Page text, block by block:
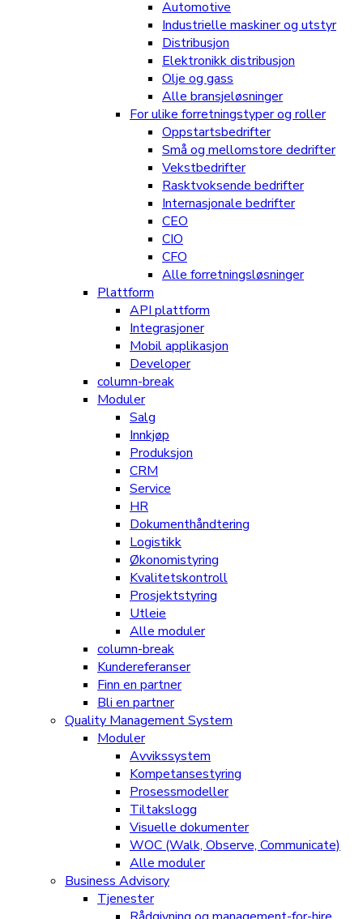
Automotive
Industrielle maskiner og utstyr
Distribusjon
Elektronikk distribusjon
Olje og gass
Alle bransjeløsninger
For ulike forretningstyper og roller
Oppstartsbedrifter
Små og mellomstore dedrifter
Vekstbedrifter
Rasktvoksende bedrifter
Internasjonale bedrifter
CEO
CIO
CFO
Alle forretningsløsninger
Plattform
API plattform
Integrasjoner
Mobil applikasjon
Developer
column-break
Moduler
Salg
Innkjøp
Produksjon
CRM
Service
HR
Dokumenthåndtering
Logistikk
Økonomistyring
Kvalitetskontroll
Prosjektstyring
Utleie
Alle moduler
column-break
Kundereferanser
Finn en partner
Bli en partner
Quality Management System
Moduler
Avvikssystem
Kompetansestyring
Prosessmodeller
Tiltakslogg
Visuelle dokumenter
WOC (Walk, Observe, Communicate)
Alle moduler
Business Advisory
Tjenester